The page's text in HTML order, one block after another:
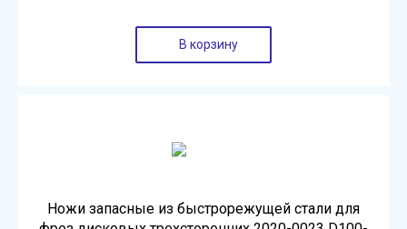
В корзину
Ножи запасные из быстрорежущей стали для